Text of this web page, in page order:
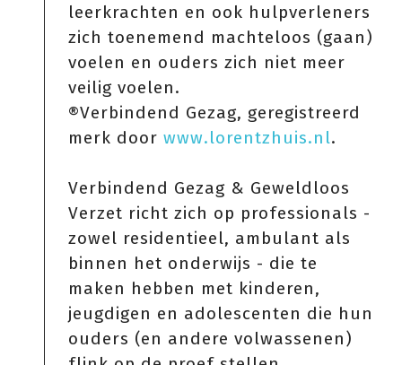
leerkrachten en ook hulpverleners
zich toenemend machteloos (gaan)
voelen en ouders zich niet meer
veilig voelen.
®Verbindend Gezag, geregistreerd
merk door www.lorentzhuis.nl.
Verbindend Gezag & Geweldloos
Verzet richt zich op professionals -
zowel residentieel, ambulant als
binnen het onderwijs - die te
maken hebben met kinderen,
jeugdigen en adolescenten die hun
ouders (en andere volwassenen)